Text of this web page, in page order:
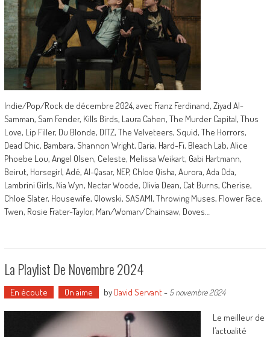
Indie/Pop/Rock de décembre 2024, avec Franz Ferdinand, Ziyad Al-
Samman, Sam Fender, Kills Birds, Laura Cahen, The Murder Capital, Thus
Love, Lip Filler, Du Blonde, DITZ, The Velveteers, Squid, The Horrors,
Dead Chic, Bambara, Shannon Wright, Daria, Hard-Fi, Bleach Lab, Alice
Phoebe Lou, Angel Olsen, Celeste, Melissa Weikart, Gabi Hartmann,
Beirut, Horsegirl, Adé, Al-Qasar, NEP, Chloe Qisha, Aurora, Ada Oda,
Lambrini Girls, Nia Wyn, Nectar Woode, Olivia Dean, Cat Burns, Cherise,
Chloe Slater, Housewife, Qlowski, SASAMI, Throwing Muses, Flower Face,
Twen, Rosie Frater-Taylor, Man/Woman/Chainsaw, Doves…
La Playlist De Novembre 2024
En écoute On aime by David Servant- 5 novembre 2024
Le meilleur de
l’actualité